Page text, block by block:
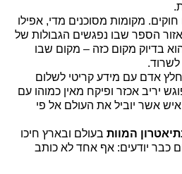
מקומות מסוכנים מדי, אפילו
אזור הספר שבו נפגשים הגבולות של
בדיוק מקום כזה – מקום שבו
אדם עם מידע קריטי לשלום
יריב אכזר ופיקח מאין כמוהו עם
אשר יוביל את העולם אל פי
המוות בעולם ובארץ חיכו
כבר יודעים: אף אחד לא כותב